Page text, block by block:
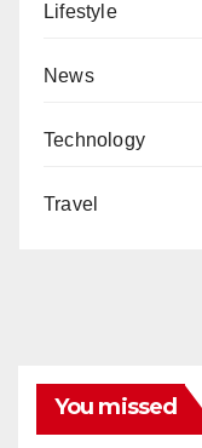
Lifestyle
News
Technology
Travel
You missed